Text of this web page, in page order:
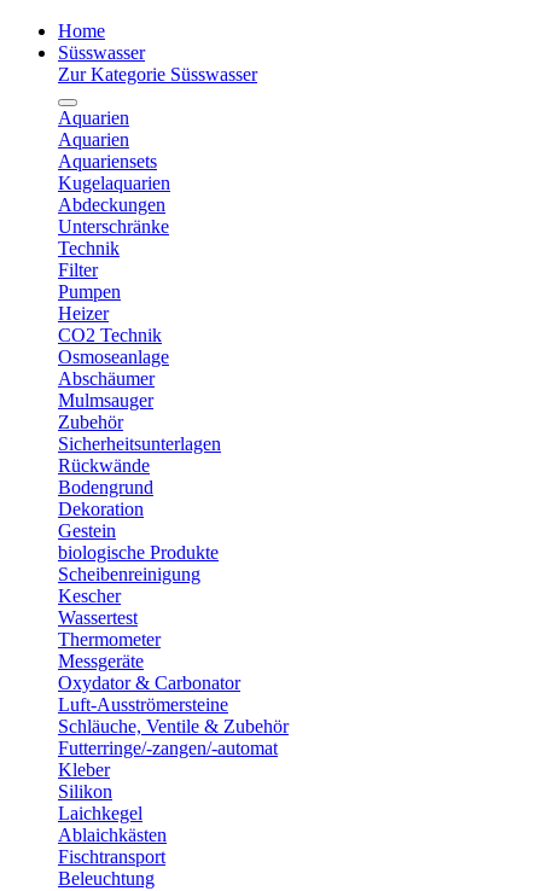
Home
Süsswasser
Zur Kategorie Süsswasser
Aquarien
Aquarien
Aquariensets
Kugelaquarien
Abdeckungen
Unterschränke
Technik
Filter
Pumpen
Heizer
CO2 Technik
Osmoseanlage
Abschäumer
Mulmsauger
Zubehör
Sicherheitsunterlagen
Rückwände
Bodengrund
Dekoration
Gestein
biologische Produkte
Scheibenreinigung
Kescher
Wassertest
Thermometer
Messgeräte
Oxydator & Carbonator
Luft-Ausströmersteine
Schläuche, Ventile & Zubehör
Futterringe/-zangen/-automat
Kleber
Silikon
Laichkegel
Ablaichkästen
Fischtransport
Beleuchtung